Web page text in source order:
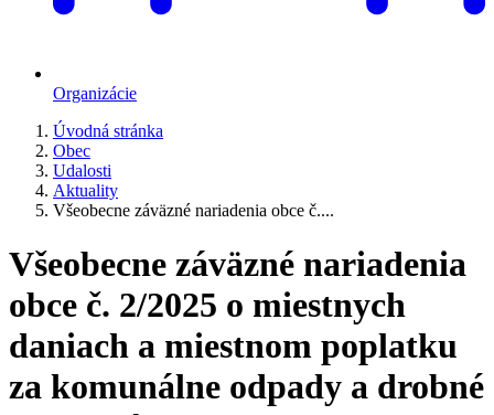
Organizácie
Úvodná stránka
Obec
Udalosti
Aktuality
Všeobecne záväzné nariadenia obce č....
Všeobecne záväzné nariadenia
obce č. 2/2025 o miestnych
daniach a miestnom poplatku
za komunálne odpady a drobné